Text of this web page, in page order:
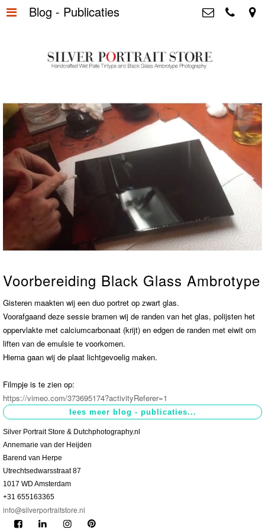
Silver Portraits S-M-L >
Info Store >
FAQ. >
Prijzen
Over ons >
Blog - Publicaties >
Dutchphotography.nl
Utrechtsedwarsstraat 87, 1017 WD
info@silverportraitstore.nl
Blog - Publicaties
Voorbereiding Black Glass Ambrotype
Gisteren maakten wij een duo portret op zwart glas.
Voorafgaand deze sessie bramen wij de randen van het glas, polijsten het
oppervlakte met calciumcarbonaat (krijt) en edgen de randen met eiwit om
liften van de emulsie te voorkomen.
Hierna gaan wij de plaat lichtgevoelig maken.
Filmpje is te zien op:
https://vimeo.com/373695174?activityReferer=1
Silver Portrait Store & Dutchphotography.nl
Annemarie van der Heijden
Barend van Herpe
Utrechtsedwarsstraat 87
1017 WD Amsterdam
+31 655163365
info@silverportraitstore.nl